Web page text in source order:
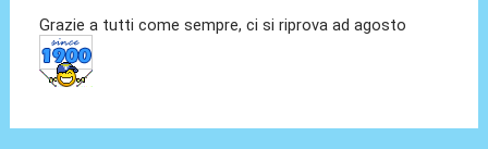
Grazie a tutti come sempre, ci si riprova ad agosto